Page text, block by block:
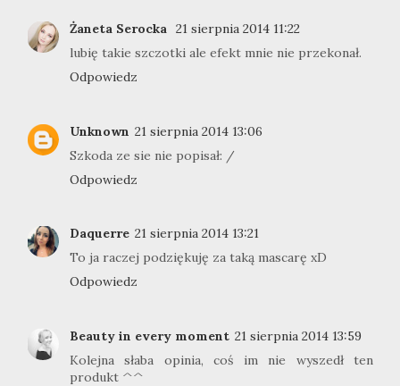
Żaneta Serocka 21 sierpnia 2014 11:22
lubię takie szczotki ale efekt mnie nie przekonał.
Odpowiedz
Unknown 21 sierpnia 2014 13:06
Szkoda ze sie nie popisał: /
Odpowiedz
Daquerre 21 sierpnia 2014 13:21
To ja raczej podziękuję za taką mascarę xD
Odpowiedz
Beauty in every moment 21 sierpnia 2014 13:59
Kolejna słaba opinia, coś im nie wyszedł ten
produkt ^^